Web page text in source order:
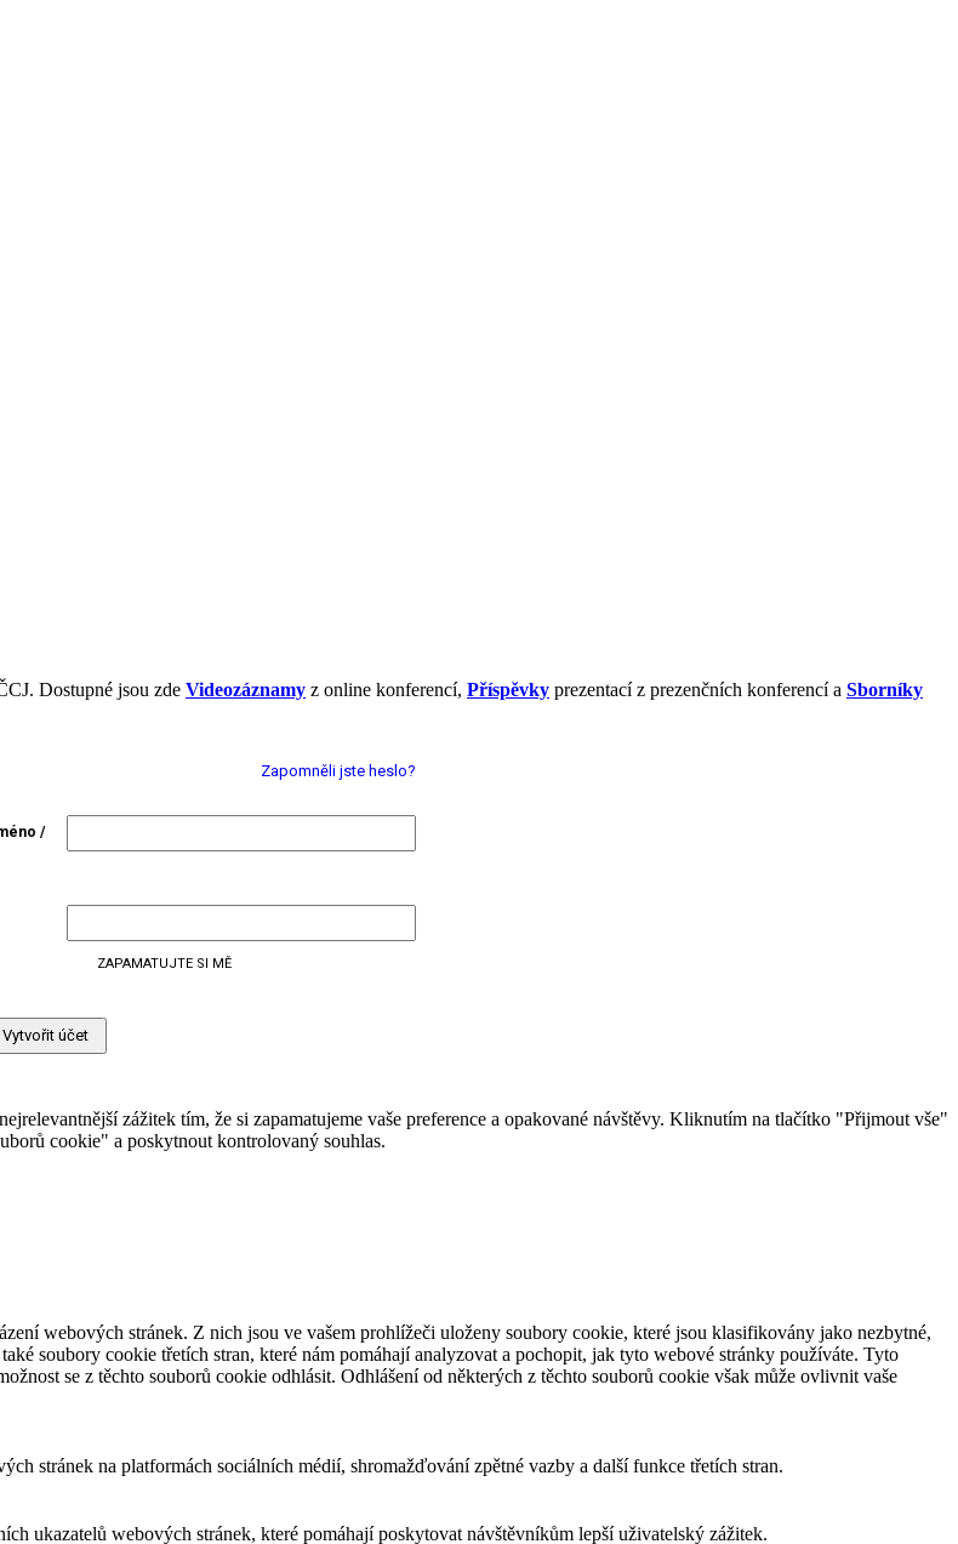
Dostupné jsou zde Videozáznamy z online konferencí, Příspěvky prezentací z prezenčních konferencí a Sborníky
Zapomněli jste heslo?
/
ZAPAMATUJTE SI MĚ
zážitek tím, že si zapamatujeme vaše preference a opakované návštěvy. Kliknutím na tlačítko "Přijmout vše"
cookie" a poskytnout kontrolovaný souhlas.
webových stránek. Z nich jsou ve vašem prohlížeči uloženy soubory cookie, které jsou klasifikovány jako nezbytné,
soubory cookie třetích stran, které nám pomáhají analyzovat a pochopit, jak tyto webové stránky používáte. Tyto
se z těchto souborů cookie odhlásit. Odhlášení od některých z těchto souborů cookie však může ovlivnit vaše
stránek na platformách sociálních médií, shromažďování zpětné vazby a další funkce třetích stran.
ukazatelů webových stránek, které pomáhají poskytovat návštěvníkům lepší uživatelský zážitek.